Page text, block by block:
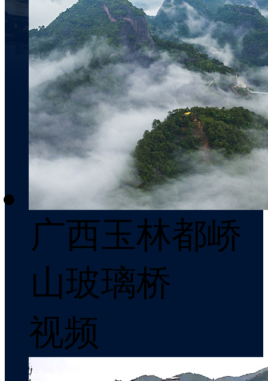
广西玉林都峤
山玻璃桥
视频